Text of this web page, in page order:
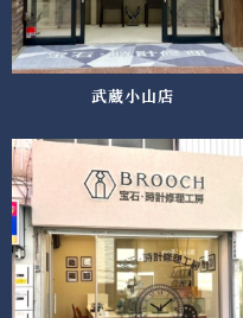
武蔵小山店